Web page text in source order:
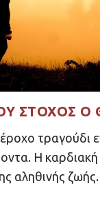
ΣΤΌΧΟΣ Ο
τραγούδι
Η καρδιακή
αληθινής ζωής.